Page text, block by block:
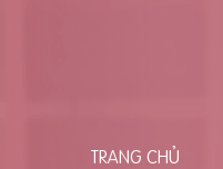
TRANG CHỦ